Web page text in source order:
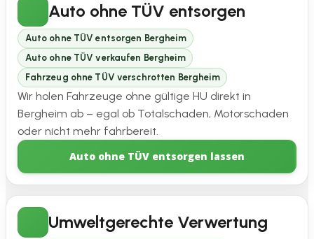
Auto ohne TÜV entsorgen
Auto ohne TÜV entsorgen Bergheim
Auto ohne TÜV verkaufen Bergheim
Fahrzeug ohne TÜV verschrotten Bergheim
Wir holen Fahrzeuge ohne gültige HU direkt in
Bergheim ab – egal ob Totalschaden, Motorschaden
oder nicht mehr fahrbereit.
Auto ohne TÜV entsorgen lassen
Umweltgerechte Verwertung